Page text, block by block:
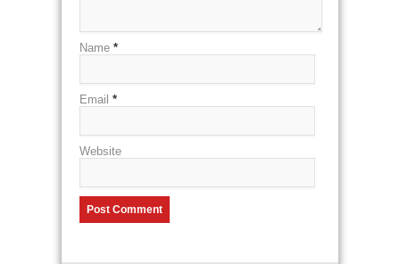
Name *
Email *
Website